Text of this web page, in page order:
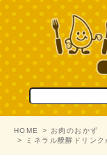
HOME
お肉のおかず
ミネラル醗酵ドリン